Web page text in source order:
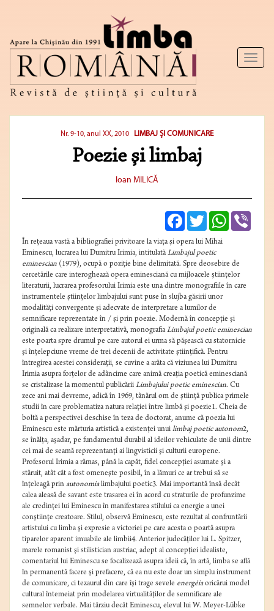
Toggle
Nr. 9-10, anul XX, 2010 LIMBAJ ŞI COMUNICARE
Poezie şi limbaj
Ioan MILICĂ
FacebookTwitterWhatsApp
În reţeaua vastă a bibliografiei privitoare la viaţa şi opera lui Mihai
Eminescu, lucrarea lui Dumitru Irimia, intitulată Limbajul poetic
eminescian (1979), ocupă o poziţie bine delimitată. Spre deosebire de
cercetările care interoghează opera eminesciană cu mijloacele ştiinţelor
literaturii, lucrarea profesorului Irimia este una dintre monografiile în care
instrumentele ştiinţelor limbajului sunt puse în slujba găsirii unor
modalităţi convergente şi adecvate de interpretare a lumilor de
semnificare reprezentate în / şi prin poezie. Modernă în concepţie şi
originală ca realizare interpretativă, monografia Limbajul poetic eminescian
este poarta spre drumul pe care autorul ei urma să păşească cu statornicie
şi înţelepciune vreme de trei decenii de activitate ştiinţifică. Pentru
întregirea acestei consideraţii, se cuvine a arăta că viziunea lui Dumitru
Irimia asupra forţelor de adâncime care animă creaţia poetică eminesciană
se cristalizase la momentul publicării Limbajului poetic eminescian. Cu
zece ani mai devreme, adică în 1969, tânărul om de ştiinţă publica primele
studii în care problematiza natura relaţiei între limbă şi poezie1. Cheia de
boltă a perspectivei deschise în teza de doctorat, anume că poezia lui
Eminescu este mărturia artistică a existenţei unui limbaj poetic autonom2,
se înălţa, aşadar, pe fundamentul durabil al ideilor vehiculate de unii dintre
cei mai de seamă reprezentanţi ai lingvisticii şi culturii europene.
Profesorul Irimia a rămas, până la capăt, fidel concepţiei asumate şi a
stăruit, atât cât a fost omeneşte posibil, în a lămuri ce ar trebui să se
înţeleagă prin autonomialimbajului poetic3. Mai importantă însă decât
calea aleasă de savant este trasarea ei în acord cu straturile de profunzime
ale credinţei lui Eminescu în manifestarea stilului ca energie a unei
conştiinţe creatoare. Stilul, observă Eminescu, este rezultat al confruntării
artistului cu limba şi expresie a victoriei pe care acesta o poartă asupra
tiparelor aparent imuabile ale limbii4. Anterior judecăţilor lui L. Spitzer,
marele romanist şi stilistician austriac, adept al concepţiei idealiste,
comentariul lui Eminescu se focalizează asupra ideii că, în artă, limba se află
în permanentă facere şi prefacere, că ea nu este doar un simplu instrument
de comunicare, ci tezaurul din care îşi trage sevele energéiaoricărui model
cultural întemeiat prin modelarea virtualităţilor de semnificare ale
semnelor verbale. Mai târziu decât Eminescu, elevul lui W. Meyer-Lübke